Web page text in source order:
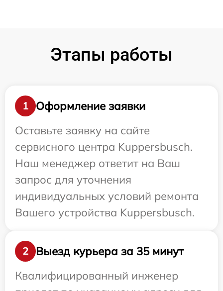
Этапы работы
1
Оформление заявки
Оставьте заявку на сайте
сервисного центра Kuppersbusch.
Наш менеджер ответит на Ваш
запрос для уточнения
индивидуальных условий ремонта
Вашего устройства Kuppersbusch.
2
Выезд курьера за 35 минут
Квалифицированный инженер